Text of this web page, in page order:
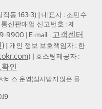
동 163-3) | 대표자 : 조민수
신판매업 신고번호 : 제
9900 | E-mail : 고객센터
| 개인 정보 보호책임자 : 한
) | 호스팅제공자 :
인
비스 운영(심사받지 않은 물